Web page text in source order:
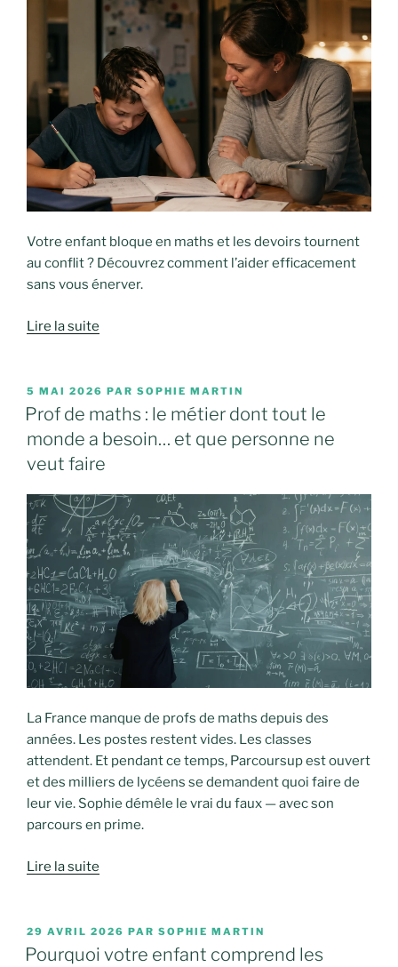
Votre enfant bloque en maths et les devoirs tournent
au conflit ? Découvrez comment l’aider efficacement
sans vous énerver.
Lire la suite
PUBLIÉ
LE
5 MAI 2026 PAR SOPHIE MARTIN
Prof de maths : le métier dont tout le
monde a besoin… et que personne ne
veut faire
La France manque de profs de maths depuis des
années. Les postes restent vides. Les classes
attendent. Et pendant ce temps, Parcoursup est ouvert
et des milliers de lycéens se demandent quoi faire de
leur vie. Sophie démêle le vrai du faux — avec son
parcours en prime.
Lire la suite
PUBLIÉ
LE
29 AVRIL 2026 PAR SOPHIE MARTIN
Pourquoi votre enfant comprend les